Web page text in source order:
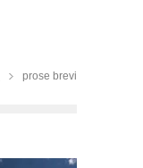
prose brevi